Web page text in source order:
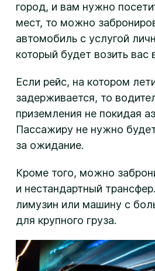
город, и вам нужно
мест, то можно
автомобиль с услугой
который будет возить вас
Если рейс, на котором
задерживается, то
приземления не покидая
Пассажиру не нужно
за ожидание.
Кроме того, можно
и нестандартный
лимузин или машину с
для крупного груза.